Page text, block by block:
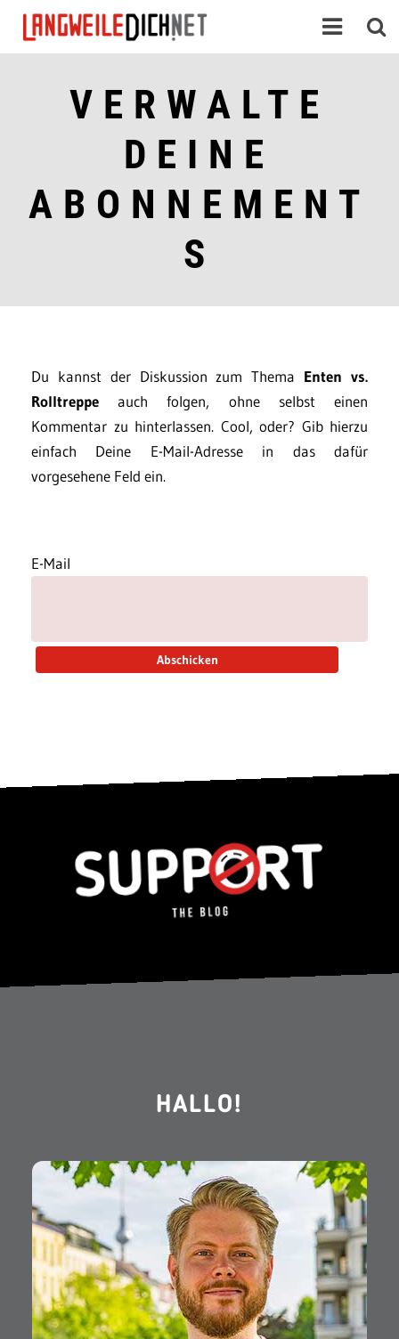
VERWALTE
DEINE
ABONNEMENT
S
Du kannst der Diskussion zum Thema Enten vs.
Rolltreppe auch folgen, ohne selbst einen
Kommentar zu hinterlassen. Cool, oder? Gib hierzu
einfach Deine E-Mail-Adresse in das dafür
vorgesehene Feld ein.
E-Mail
HALLO!